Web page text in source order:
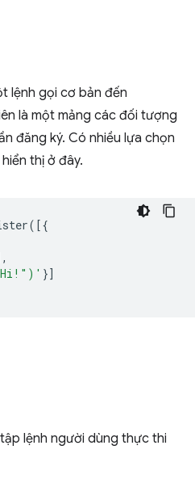
lệnh gọi cơ bản đến
là một mảng các đối tượng
đăng ký. Có nhiều lựa chọn
thị ở đây.
([{
}]
lệnh người dùng thực thi